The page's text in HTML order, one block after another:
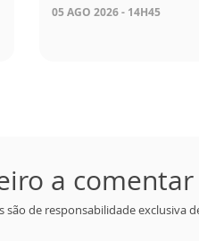
05 AGO 2026 - 14H45
a comentar
são de responsabilidade exclusiva